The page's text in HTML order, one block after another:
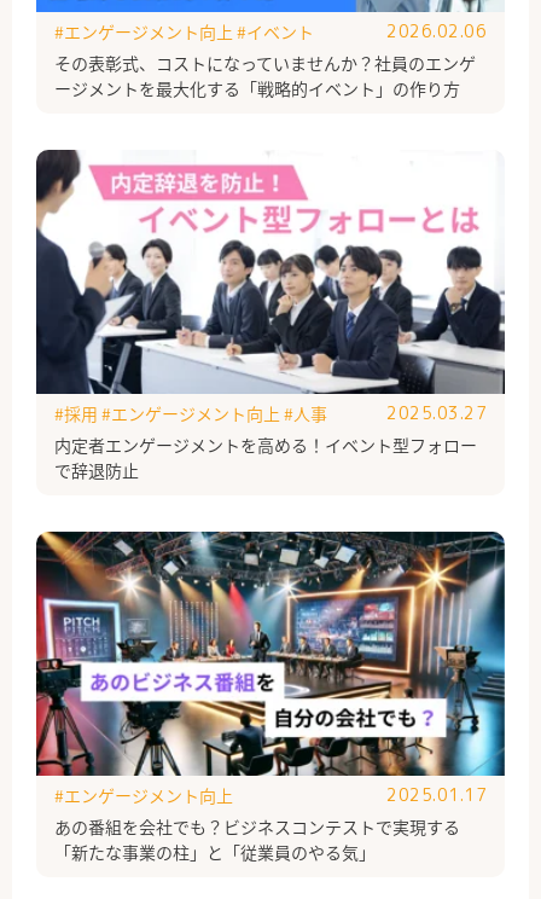
その表彰式、コストになっていませんか？社員のエンゲ
ージメントを最大化する「戦略的イベント」の作り方
#エンゲージメント向上 #イベント 2026.02.06
内定者エンゲージメントを高める！イベント型フォロー
で辞退防止
#採用 #エンゲージメント向上 #人事 2025.03.27
あの番組を会社でも？ビジネスコンテストで実現する
「新たな事業の柱」と「従業員のやる気」
#エンゲージメント向上 2025.01.17